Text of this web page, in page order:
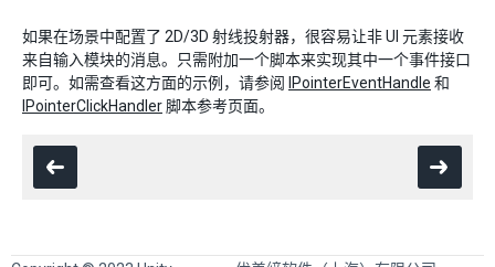
如果在场景中配置了 2D/3D 射线投射器，很容易让非 UI 元素接收
来自输入模块的消息。只需附加一个脚本来实现其中一个事件接口
即可。如需查看这方面的示例，请参阅
IPointerEventHandle 和
IPointerClickHandler 脚本参考页面。